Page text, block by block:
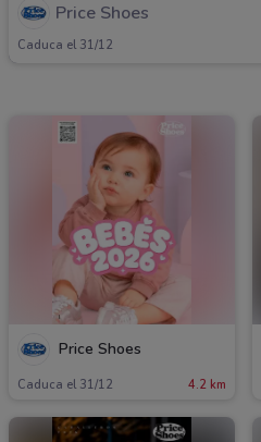
Price Shoes
Caduca el 31/12
Price Shoes
Caduca el 31/12 4.2 km